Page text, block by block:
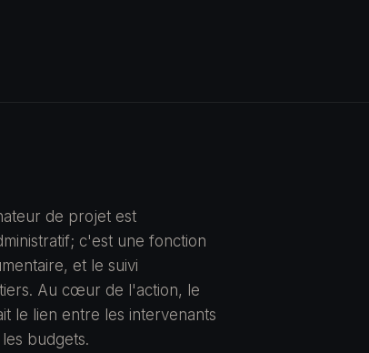
de projet est
c'est une fonction
et le suivi
Au cœur de l'action, le
le lien entre les intervenants
budgets.